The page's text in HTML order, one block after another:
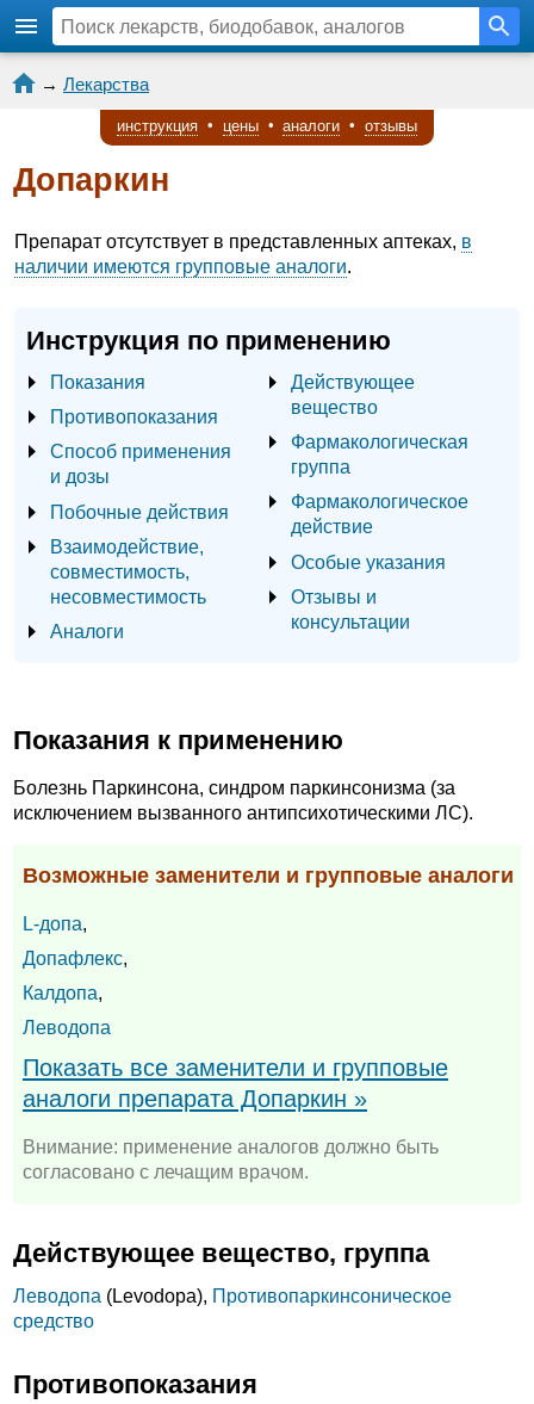
→ Лекарства
инструкция • цены • аналоги • отзывы
Допаркин
Препарат отсутствует в представленных аптеках, в
наличии имеются групповые аналоги.
Инструкция по применению
Показания
Противопоказания
Способ применения
и дозы
Побочные действия
Взаимодействие,
совместимость,
несовместимость
Аналоги
Действующее
вещество
Фармакологическая
группа
Фармакологическое
действие
Особые указания
Отзывы и
консультации
Показания к применению
Болезнь Паркинсона, синдром паркинсонизма (за
исключением вызванного антипсихотическими ЛС).
Возможные заменители и групповые аналоги
L-допа,
Допафлекс,
Калдопа,
Леводопа
Показать все заменители и групповые
аналоги препарата Допаркин »
Внимание: применение аналогов должно быть
согласовано с лечащим врачом.
Действующее вещество, группа
Леводопа (Levodopa), Противопаркинсоническое
средство
Противопоказания